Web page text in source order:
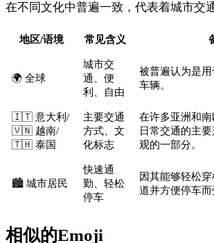
在不同文化中普遍一致，代表着城市交
地区/语境 常见含义
🌍 全球
城市交
通、便
利、自由
被普遍认为是
车辆。
🇮🇹 意大利/
🇻🇳 越南/
🇹🇭 泰国
主要交通
方式、文
化标志
在许多亚洲和
日常交通的主
观的一部分。
🏙️ 城市居民
快速通
勤、轻松
停车
因其能够轻松
道并方便停车而
相似的Emoji